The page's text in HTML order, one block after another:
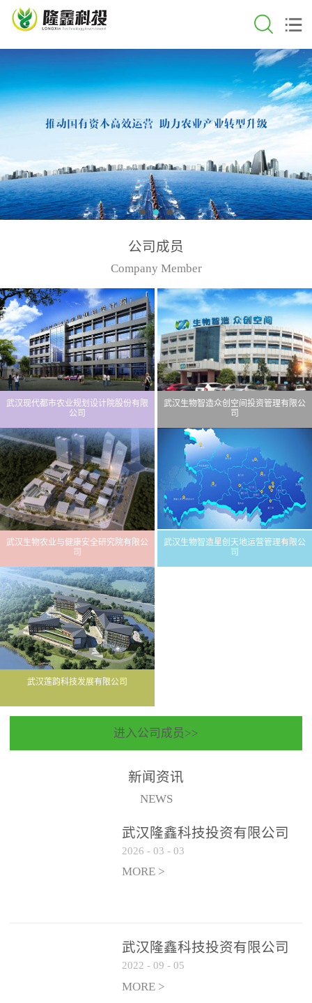
公司成员
Company Member
武汉现代都市农业规划设计院股份有限
公司
武汉生物智造众创空间投资管理有限公
司
武汉生物农业与健康安全研究院有限公
司
武汉生物智造星创天地运营管理有限公
司
武汉莲韵科技发展有限公司
进入公司成员>>
新闻资讯
NEWS
武汉隆鑫科技投资有限公司
聘请常年法律顾问服务机构
遴选公告
2026 - 03 - 03
MORE >
武汉隆鑫科技投资有限公司
办公用房 空调设备供应商公
开遴选公告
2022 - 09 - 05
MORE >